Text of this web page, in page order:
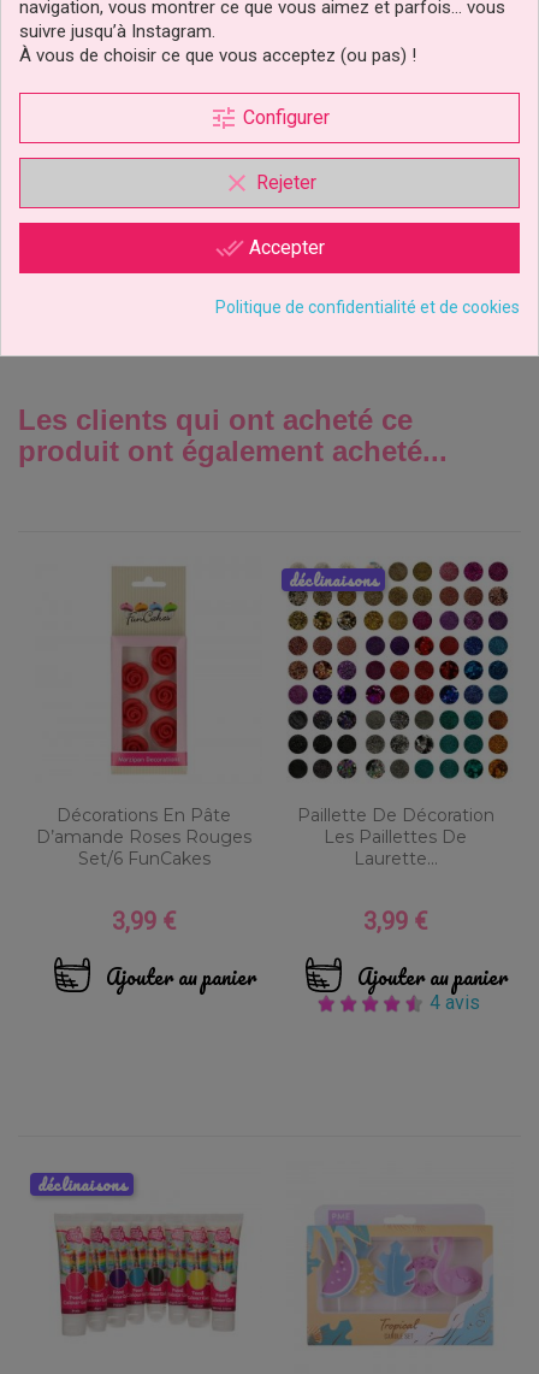
Kit Figurine 3D Avec
Toppers Cendrillon
Les clients qui ont acheté ce
produit ont également acheté...
Décorations En Pâte
D’amande Roses Rouges
Set/6 FunCakes
Prix
3,99 €
Ajouter au panier
Paillette De Décoration
Les Paillettes De
Laurette...
Prix
3,99 €
Ajouter au panier
4 avis
déclinaisons
déclinaisons
navigation, vous montrer ce que vous aimez et parfois… vous
suivre jusqu’à Instagram.
À vous de choisir ce que vous acceptez (ou pas) !
tune Configurer
clear Rejeter
done_all Accepter
Politique de confidentialité et de cookies